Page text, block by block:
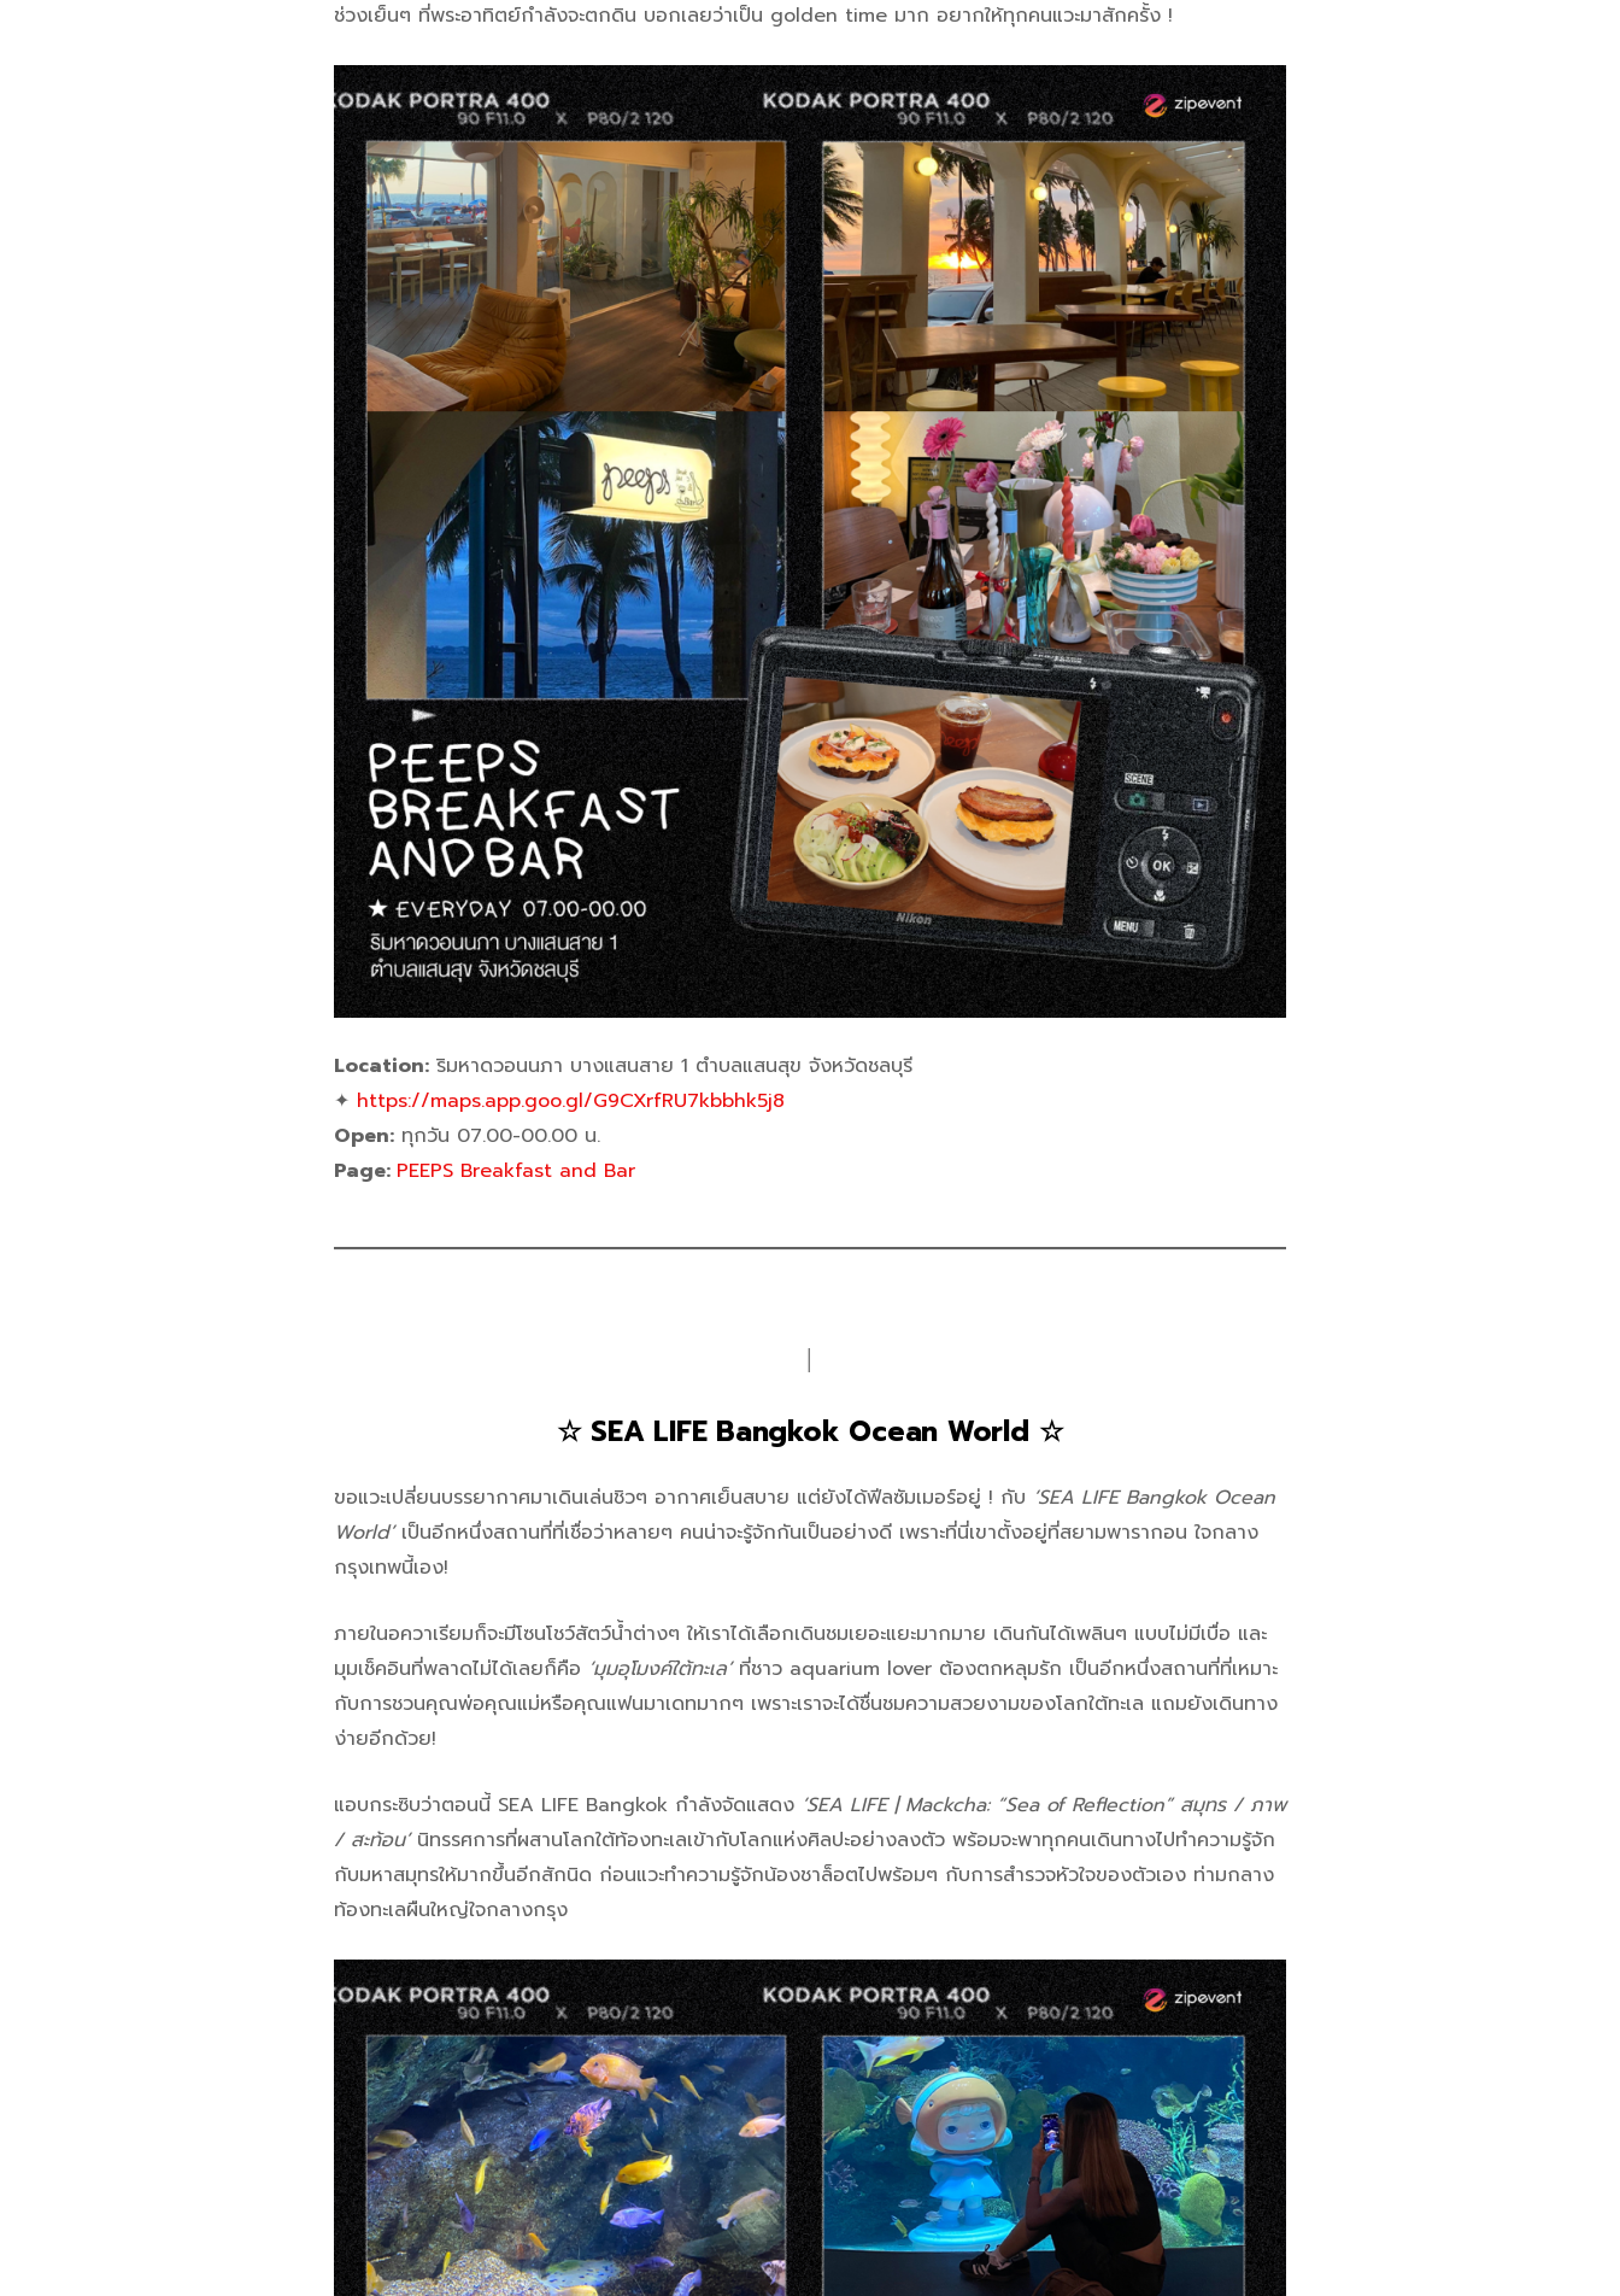
ช่วงเย็นๆ ที่พระอาทิตย์กำลังจะตกดิน บอกเลยว่าเป็น golden time มาก อยากให้ทุกคนแวะมาสักครั้ง !
Location: ริมหาดวอนนภา บางแสนสาย 1 ตำบลแสนสุข จังหวัดชลบุรี
✦ https://maps.app.goo.gl/G9CXrfRU7kbbhk5j8
Open: ทุกวัน 07.00-00.00 น.
Page: PEEPS Breakfast and Bar
☆ SEA LIFE Bangkok Ocean World ☆
ขอแวะเปลี่ยนบรรยากาศมาเดินเล่นชิวๆ อากาศเย็นสบาย แต่ยังได้ฟีลซัมเมอร์อยู่ ! กับ ‘SEA LIFE Bangkok Ocean
World’ เป็นอีกหนึ่งสถานที่ที่เชื่อว่าหลายๆ คนน่าจะรู้จักกันเป็นอย่างดี เพราะที่นี่เขาตั้งอยู่ที่สยามพารากอน ใจกลาง
กรุงเทพนี้เอง!
ภายในอควาเรียมก็จะมีโซนโชว์สัตว์น้ำต่างๆ ให้เราได้เลือกเดินชมเยอะแยะมากมาย เดินกันได้เพลินๆ แบบไม่มีเบื่อ และ
มุมเช็คอินที่พลาดไม่ได้เลยก็คือ ‘มุมอุโมงค์ใต้ทะเล’ที่ชาว aquarium lover ต้องตกหลุมรัก เป็นอีกหนึ่งสถานที่ที่เหมาะ
กับการชวนคุณพ่อคุณแม่หรือคุณแฟนมาเดทมากๆ เพราะเราจะได้ชื่นชมความสวยงามของโลกใต้ทะเล แถมยังเดินทาง
ง่ายอีกด้วย!
แอบกระซิบว่าตอนนี้ SEA LIFE Bangkok กำลังจัดแสดง ‘SEA LIFE | Mackcha: “Sea of Reflection” สมุทร / ภาพ
/ สะท้อน’นิทรรศการที่ผสานโลกใต้ท้องทะเลเข้ากับโลกแห่งศิลปะอย่างลงตัว พร้อมจะพาทุกคนเดินทางไปทำความรู้จัก
กับมหาสมุทรให้มากขึ้นอีกสักนิด ก่อนแวะทำความรู้จักน้องชาล็อตไปพร้อมๆ กับการสำรวจหัวใจของตัวเอง ท่ามกลาง
ท้องทะเลผืนใหญ่ใจกลางกรุง